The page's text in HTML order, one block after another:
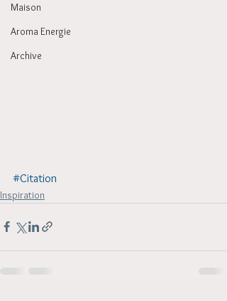
Maison
Aroma Energie
Archive
#Citation
Inspiration